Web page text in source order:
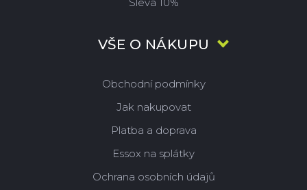
VŠE O NÁKUPU
Obchodní podmínky
Jak nakupovat
Platba a doprava
Essox na splátky
Ochrana osobních údajů